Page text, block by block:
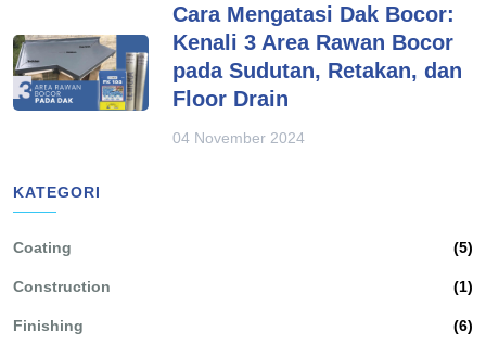
Cara Mengatasi Dak Bocor:
Kenali 3 Area Rawan Bocor
pada Sudutan, Retakan, dan
Floor Drain
04 November 2024
KATEGORI
Coating (5)
Construction (1)
Finishing (6)